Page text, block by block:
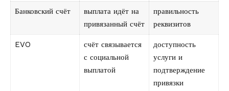
Банковский счёт
выплата идёт на
привязанный счёт
правильность
реквизитов
EVO
счёт связывается
с социальной
выплатой
доступность
услуги и
подтверждение
привязки